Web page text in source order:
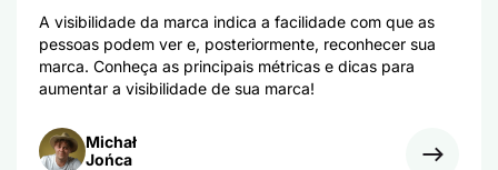
A visibilidade da marca indica a facilidade com que as
pessoas podem ver e, posteriormente, reconhecer sua
marca. Conheça as principais métricas e dicas para
aumentar a visibilidade de sua marca!
Michał
Jońca